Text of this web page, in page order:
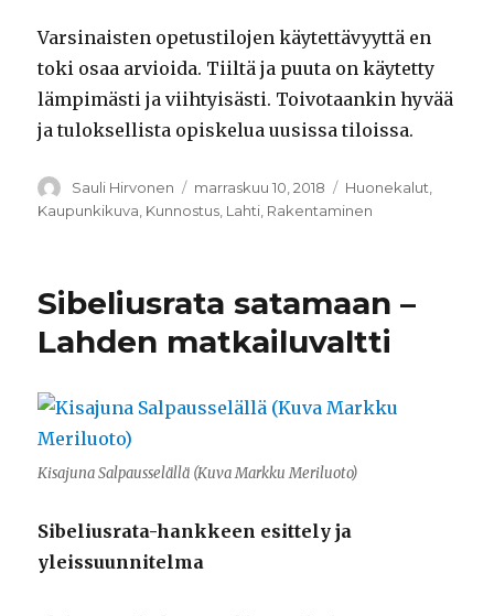
Varsinaisten opetustilojen käytettävyyttä en
toki osaa arvioida. Tiiltä ja puuta on käytetty
lämpimästi ja viihtyisästi. Toivotaankin hyvää
ja tuloksellista opiskelua uusissa tiloissa.
Kirjoittaja
Sauli Hirvonen Julkaistu
marraskuu 10, 2018 Kategoriat
Huonekalut
Kaupunkikuva Kunnostus Lahti Rakentaminen
Sibeliusrata satamaan –
Lahden matkailuvaltti
Kisajuna Salpausselällä (Kuva Markku Meriluoto)
Sibeliusrata-hankkeen esittely ja
yleissuunnitelma